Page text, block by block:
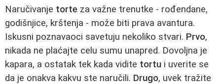
Naručivanje torte za važne trenutke - rođendane,
godišnjice, krštenja - može biti prava avantura.
Iskusni poznavaoci savetuju nekoliko stvari. Prvo,
nikada ne plaćajte celu sumu unapred. Dovoljna je
kapara, a ostatak tek kada vidite tortu i uverite se
da je onakva kakvu ste naručili. Drugo, uvek tražite